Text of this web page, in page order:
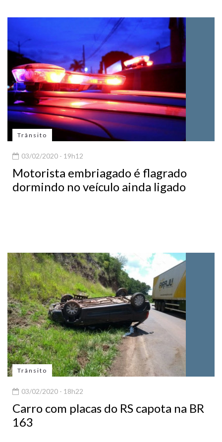
Trânsito
03/02/2020 - 19h12
Motorista embriagado é flagrado
dormindo no veículo ainda ligado
Trânsito
03/02/2020 - 18h22
Carro com placas do RS capota na BR
163